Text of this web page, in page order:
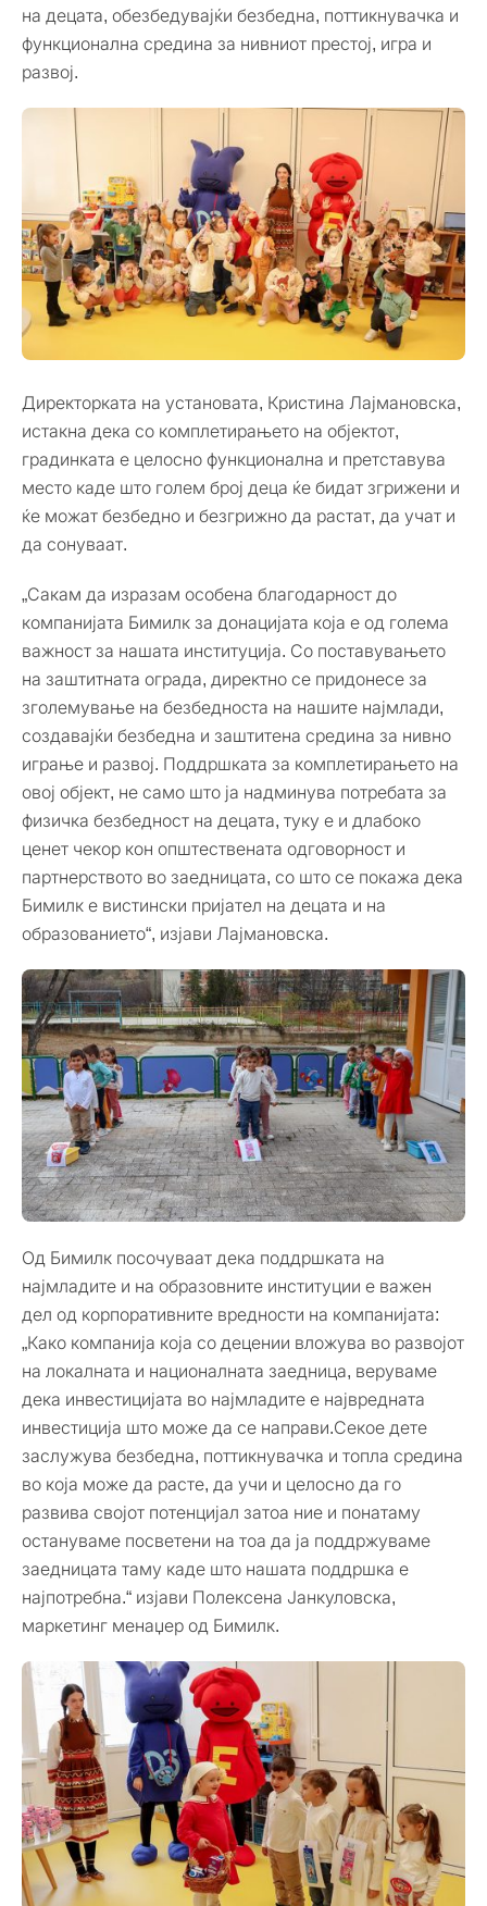
на децата, обезбедувајќи безбедна, поттикнувачка и
функционална средина за нивниот престој, игра и
развој.
Директорката на установата, Кристина Лајмановска,
истакна дека со комплетирањето на објектот,
градинката е целосно функционална и претставува
место каде што голем број деца ќе бидат згрижени и
ќе можат безбедно и безгрижно да растат, да учат и
да сонуваат.
„Сакам да изразам особена благодарност до
компанијата Бимилк за донацијата која е од голема
важност за нашата институција. Со поставувањето
на заштитната ограда, директно се придонесе за
зголемување на безбедноста на нашите најмлади,
создавајќи безбедна и заштитена средина за нивно
играње и развој. Поддршката за комплетирањето на
овој објект, не само што ја надминува потребата за
физичка безбедност на децата, туку е и длабоко
ценет чекор кон општествената одговорност и
партнерството во заедницата, со што се покажа дека
Бимилк е вистински пријател на децата и на
образованието“, изјави Лајмановска.
Од Бимилк посочуваат дека поддршката на
најмладите и на образовните институции е важен
дел од корпоративните вредности на компанијата:
„Како компанија која со децении вложува во развојот
на локалната и националната заедница, веруваме
дека инвестицијата во најмладите е највредната
инвестиција што може да се направи.Секое дете
заслужува безбедна, поттикнувачка и топла средина
во која може да расте, да учи и целосно да го
развива својот потенцијал затоа ние и понатаму
остануваме посветени на тоа да ја поддржуваме
заедницата таму каде што нашата поддршка е
најпотребна.“ изјави Полексена Јанкуловска,
маркетинг менаџер од Бимилк.